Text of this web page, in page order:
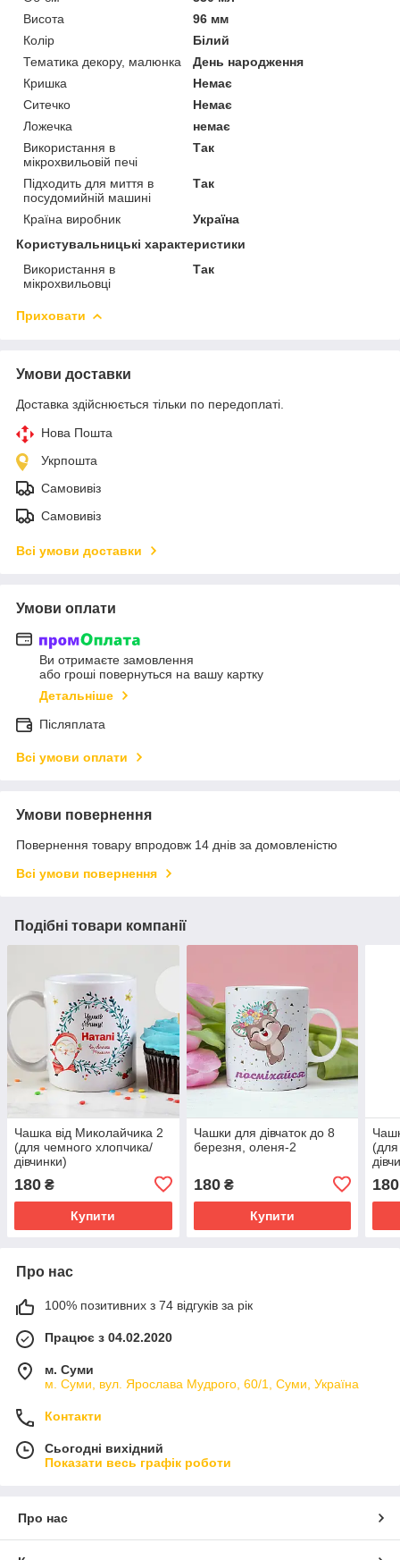
Висота
96 мм
Колір
Білий
Тематика декору, малюнка
День народження
Кришка
Немає
Ситечко
Немає
Ложечка
немає
Використання в
мікрохвильовій печі
Так
Підходить для миття в
посудомийній машині
Так
Країна виробник
Україна
Користувальницькі характеристики
Використання в
мікрохвильовці
Так
Приховати
Умови доставки
Доставка здійснюється тільки по передоплаті.
Нова Пошта
Укрпошта
Самовивіз
Самовивіз
Всі умови доставки
Умови оплати
Ви отримаєте замовлення
або гроші повернуться на вашу картку
Детальніше
Післяплата
Всі умови оплати
Умови повернення
Повернення товару впродовж 14 днів за домовленістю
Всі умови повернення
Подібні товари компанії
Чашка від Миколайчика 2
(для чемного хлопчика/
дівчинки)
180 ₴
Купити
Чашки для дівчаток до 8
березня, оленя-2
180₴
Купити
180
Про нас
100% позитивних з 74 відгуків за рік
Працює з 04.02.2020
м. Суми
м. Суми, вул. Ярослава Мудрого, 60/1, Суми, Україна
Контакти
Сьогодні вихідний
Показати весь графік роботи
Про нас